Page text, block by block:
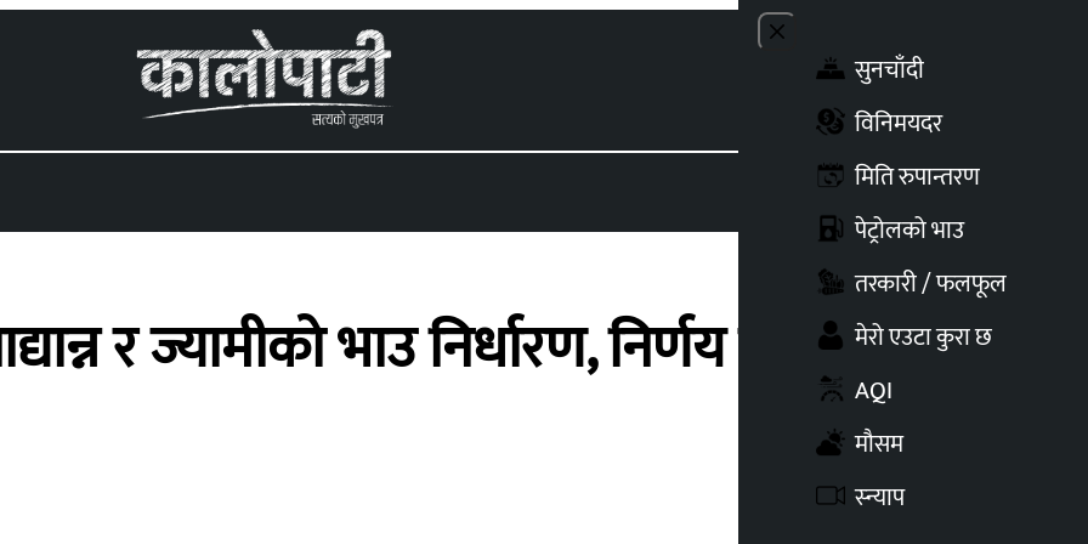
Close menu
सुनचाँदी
विनिमयदर
मिति रुपान्तरण
पेट्रोलको भाउ
तरकारी / फलफूल
मेरो एउटा कुरा छ
AQI
मौसम
स्न्याप
र ज्यामीको भाउ निर्धारण, निर्णय विपरीत